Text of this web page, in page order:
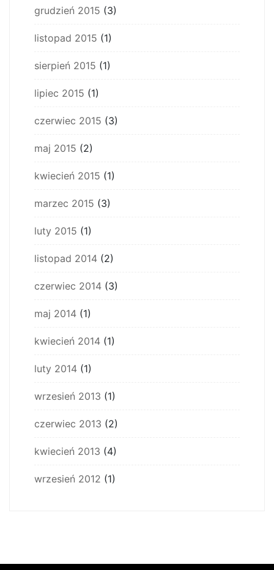
grudzień 2015 (3)
listopad 2015 (1)
sierpień 2015 (1)
lipiec 2015 (1)
czerwiec 2015 (3)
maj 2015 (2)
kwiecień 2015 (1)
marzec 2015 (3)
luty 2015 (1)
listopad 2014 (2)
czerwiec 2014 (3)
maj 2014 (1)
kwiecień 2014 (1)
luty 2014 (1)
wrzesień 2013 (1)
czerwiec 2013 (2)
kwiecień 2013 (4)
wrzesień 2012 (1)